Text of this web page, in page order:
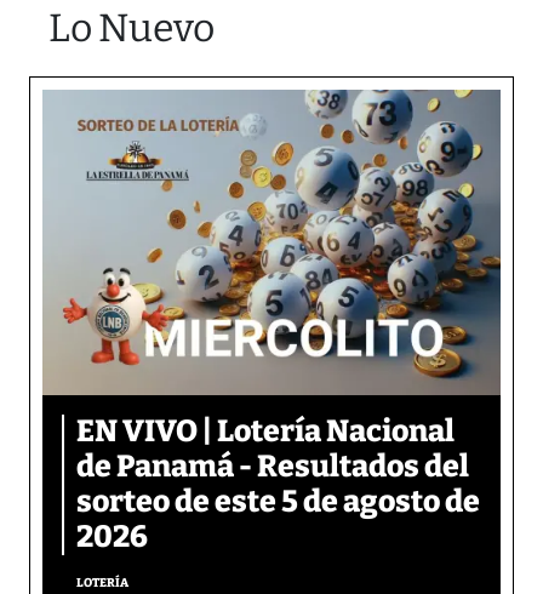
Lo Nuevo
EN VIVO | Lotería Nacional
de Panamá - Resultados del
sorteo de este 5 de agosto de
2026
LOTERÍA